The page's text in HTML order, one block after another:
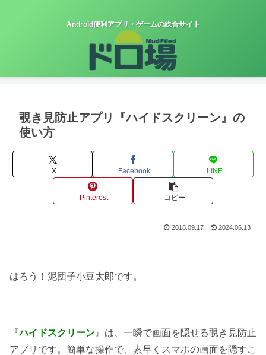
Android便利アプリ・ゲームの総合サイト
覗き見防止アプリ『ハイドスクリーン』の
使い方
X Facebook LINE
Pinterest コピー
2018.09.17 2024.06.13
はろう！泥団子小豆太郎です。
『ハイドスクリーン 』は、一瞬で画面を隠せる覗き見防止
アプリです。簡単な操作で、素早くスマホの画面を隠すこ